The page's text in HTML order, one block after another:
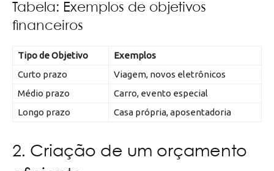
Tabela: Exemplos de objetivos
financeiros
Tipo de Objetivo
Exemplos
Curto prazo
Viagem, novos eletrônicos
Médio prazo
Carro, evento especial
Longo prazo
Casa própria, aposentadoria
2. Criação de um orçamento